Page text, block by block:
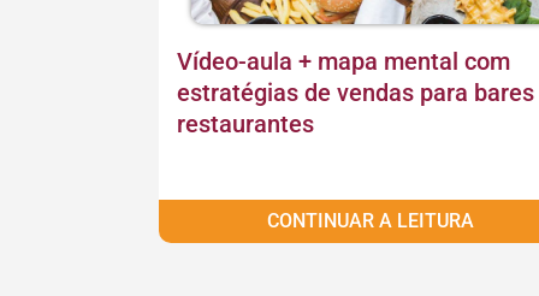
Vídeo-aula + mapa mental com
estratégias de vendas para bares
restaurantes
CONTINUAR A LEITURA